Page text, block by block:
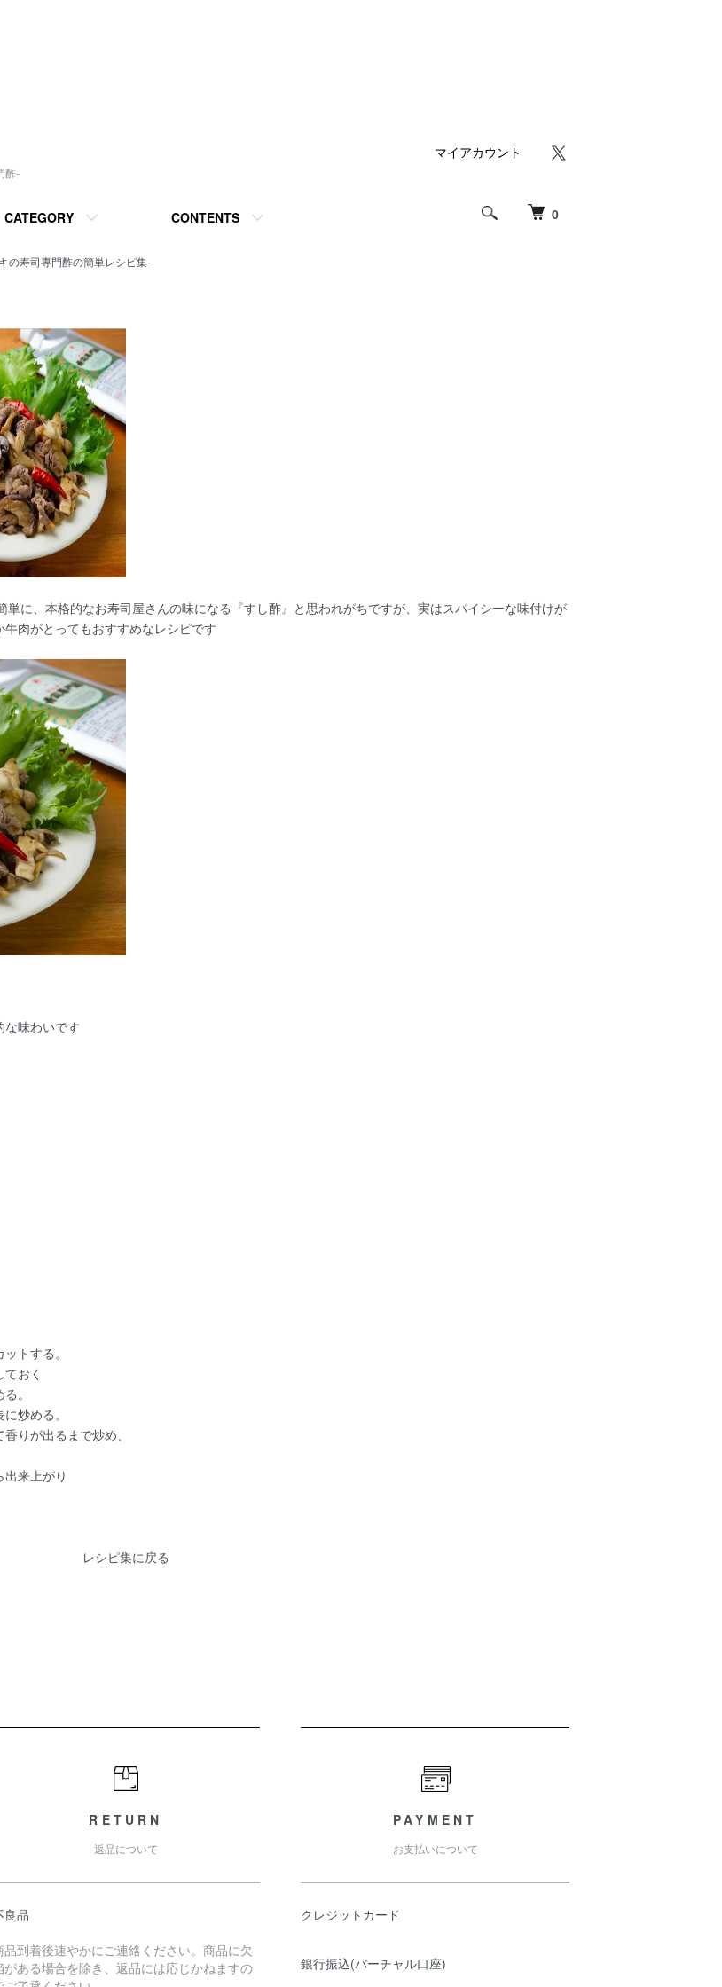
酢-
0
CATEGORY CONTENTS
マイアカウント
の寿司専門酢の簡単レシピ集-
に、本格的なお寿司屋さんの味になる『すし酢』と思われがちですが、実はスパイシーな味付けが
肉がとってもおすすめなレシピです
な味わいです
トする。
おく
。
炒める。
りが出るまで炒め、
出来上がり
レシピ集に戻る
RETURN
返品について
良品
品到着後速やかにご連絡ください。商品に欠
がある場合を除き、返品には応じかねますの
PAYMENT
お支払いについて
クレジットカード
銀行振込(バーチャル口座)